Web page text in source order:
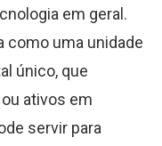
em geral.
como uma unidade
único, que
ativos em
servir para